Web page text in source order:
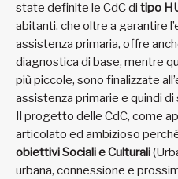
state definite le CdC di tipo
abitanti, che oltre a garantire
assistenza primaria, offre
diagnostica di base, mentre
più piccole, sono finalizzate
assistenza primarie e quindi
Il progetto delle CdC, come
articolato ed ambizioso
obiettivi Sociali e Culturali
urbana, connessione e